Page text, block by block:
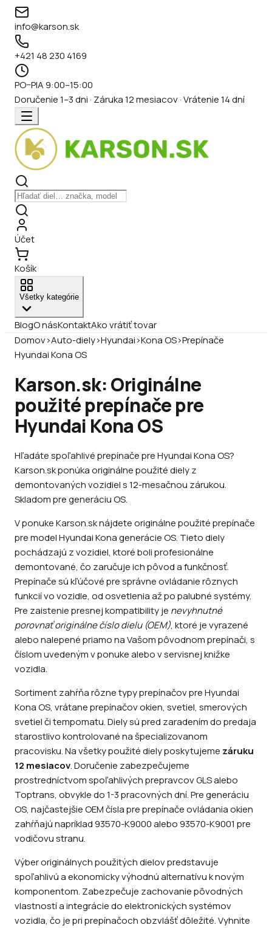
info@karson.sk
+421 48 230 4169
PO–PIA 9:00–15:00
Doručenie 1–3 dni · Záruka 12 mesiacov · Vrátenie 14 dní
Účet
Košík
Všetky kategórie
BlogO násKontaktAko vrátiť tovar
Domov›Auto-diely›Hyundai›Kona OS›Prepínače
Hyundai Kona OS
Karson.sk: Originálne
použité prepínače pre
Hyundai Kona OS
Hľadáte spoľahlivé prepínače pre Hyundai Kona OS?
Karson.sk ponúka originálne použité diely z
demontovaných vozidiel s 12-mesačnou zárukou.
Skladom pre generáciu OS.
V ponuke Karson.sk nájdete originálne použité prepínače
pre model Hyundai Kona generácie OS. Tieto diely
pochádzajú z vozidiel, ktoré boli profesionálne
demontované, čo zaručuje ich pôvod a funkčnosť.
Prepínače sú kľúčové pre správne ovládanie rôznych
funkcií vo vozidle, od osvetlenia až po palubné systémy.
Pre zaistenie presnej kompatibility je nevyhnutné
porovnať originálne číslo dielu (OEM), ktoré je vyrazené
alebo nalepené priamo na Vašom pôvodnom prepínači, s
číslom uvedeným v ponuke alebo v servisnej knižke
vozidla.
Sortiment zahŕňa rôzne typy prepínačov pre Hyundai
Kona OS, vrátane prepínačov okien, svetiel, smerových
svetiel či tempomatu. Diely sú pred zaradením do predaja
starostlivo kontrolované na špecializovanom
pracovisku. Na všetky použité diely poskytujeme záruku
12 mesiacov. Doručenie zabezpečujeme
prostredníctvom spoľahlivých prepravcov GLS alebo
Toptrans, obvykle do 1-3 pracovných dní. Pre generáciu
OS, najčastejšie OEM čísla pre prepínače ovládania okien
zahŕňajú napríklad 93570-K9000 alebo 93570-K9001 pre
vodičovu stranu.
Výber originálnych použitých dielov predstavuje
spoľahlivú a ekonomicky výhodnú alternatívu k novým
komponentom. Zabezpečuje zachovanie pôvodných
vlastností a integrácie do elektronických systémov
vozidla, čo je pri prepínačoch obzvlášť dôležité. Vyhnite